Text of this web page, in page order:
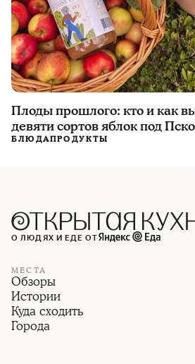
Плоды прошлого: кто и как
девяти сортов яблок под
БЛЮДАПРОДУКТЫ
О ЛЮДЯХ И ЕДЕ ОТ
МЕСТА
Обзоры
Истории
Куда сходить
Города